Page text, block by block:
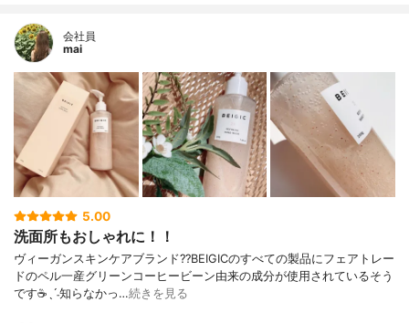
会社員
mai
5.00
洗面所もおしゃれに！！
ヴィーガンスキンケアブランド??BEIGICのすべての製品にフェアトレー
ドのペル一産グリーンコーヒービーン由来の成分が使用されているそう
です☕️ˎˊ˗知らなかっ…続きを見る